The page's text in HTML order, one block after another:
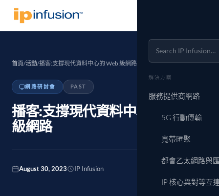
解決方案
服務提供商網路
5G 行動傳輸
寬帶匯聚
都會乙太網路與
IP 核心與對等互
首頁/活動/播客:支撐現代資料中心的 Web 級網路
網路研討會 PAST
播客:支撐現代資料中心的 Web
級網路
August 30, 2023 IP Infusion